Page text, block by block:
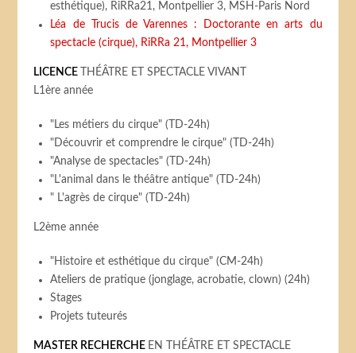
esthétique), RiRRa21, Montpellier 3, MSH-Paris Nord
Léa de Trucis de Varennes : Doctorante en arts du
spectacle (cirque), RiRRa 21, Montpellier 3
LICENCE
THÉÂTRE ET SPECTACLE VIVANT
L1ère année
"Les métiers du cirque" (TD-24h)
"Découvrir et comprendre le cirque" (TD-24h)
"Analyse de spectacles" (TD-24h)
"L'animal dans le théâtre antique" (TD-24h)
" L'agrès de cirque" (TD-24h)
L2ème année
"Histoire et esthétique du cirque" (CM-24h)
Ateliers de pratique (jonglage, acrobatie, clown) (24h)
Stages
Projets tuteurés
MASTER RECHERCHE EN THÉÂTRE ET SPECTACLE